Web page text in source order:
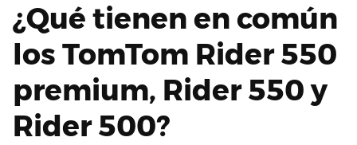
¿Qué tienen en común
los TomTom Rider 550
premium, Rider 550 y
Rider 500?